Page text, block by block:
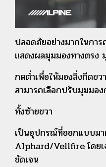
ปลอดภัยอย่างมากในกา
แสดงผลมุมมองทางตรง
กดต่ำเพื่อให้มองสิ่งกีดข
สามารถเลือกปรับมุมมอง
ทั้งซ้ายขวา
เป็นอุปกรณ์ที่ออกแบบม
Alphard/Vellfire โดยเ
ชัดเจน